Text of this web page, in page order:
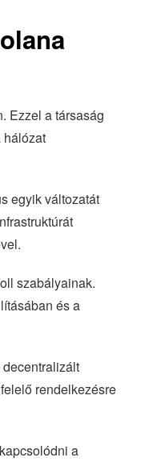
Ezzel a társaság
hálózat
egyik változatát
szabályainak.
és a
rendelkezésre
a